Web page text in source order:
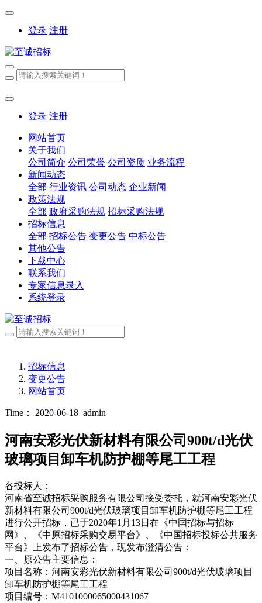
登录 注册
登录 注册
网站首页
关于我们
公司简介 公司荣誉 公司资质 业务流程
新闻动态
全部 行业资讯 公司动态 企业新闻
政策法规
全部 政府采购法规 招标采购法规
招标信息
全部 招标公告 变更公告 中标公告
其他公告
下载中心
联系我们
专家信息录入
系统登录
招标信息
变更公告
网站首页
Time： 2020-06-18 admin
河南安彩光伏新材料有限公司900t/d光伏
玻璃项目卸车机防护棚等尾工工程
各投标人：
河南省至诚招标采购服务有限公司接受委托，就河南安彩光伏
新材料有限公司900t/d光伏玻璃项目卸车机防护棚等尾工工程
进行公开招标，已于2020年1月13日在《中国招标与招标
网》、《中原招标采购交易平台》、《中国招标投标公共服务
平台》上发布了招标公告，现发布澄清公告：
一、原公告主要信息：
项目名称：河南安彩光伏新材料有限公司900t/d光伏玻璃项目
卸车机防护棚等尾工工程
项目编号：M4101000065000431067